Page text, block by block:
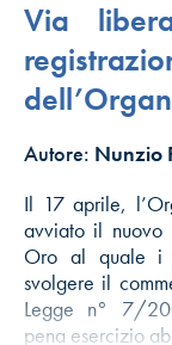
Via
Autore: Nunzio
Il 17 aprile,
avviato il nuovo
Oro al quale i
svolgere il
Legge n° 7/
pena esercizio